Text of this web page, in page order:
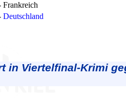
Frankreich
Deutschland
in Viertelfinal-Krimi